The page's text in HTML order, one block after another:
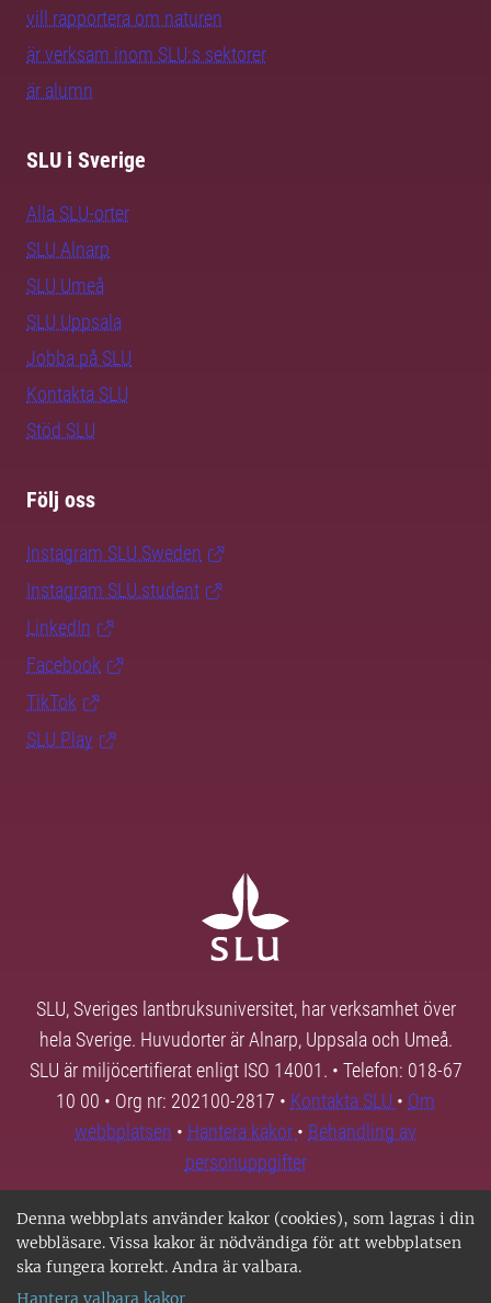
Denna webbplats använder kakor (cookies), som lagras i din
webbläsare. Vissa kakor är nödvändiga för att webbplatsen
ska fungera korrekt. Andra är valbara.
Hantera valbara kakor
vill rapportera om naturen
är verksam inom SLU:s sektorer
är alumn
SLU i Sverige
Alla SLU-orter
SLU Alnarp
SLU Umeå
SLU Uppsala
Jobba på SLU
Kontakta SLU
Stöd SLU
Följ oss
Instagram SLU.Sweden
Instagram SLU.student
LinkedIn
Facebook
TikTok
SLU Play
SLU, Sveriges lantbruksuniversitet, har verksamhet över
hela Sverige. Huvudorter är Alnarp, Uppsala och Umeå.
SLU är miljöcertifierat enligt ISO 14001. • Telefon: 018-67
10 00 • Org nr: 202100-2817 • Kontakta SLU • Om
webbplatsen • Hantera kakor • Behandling av
personuppgifter